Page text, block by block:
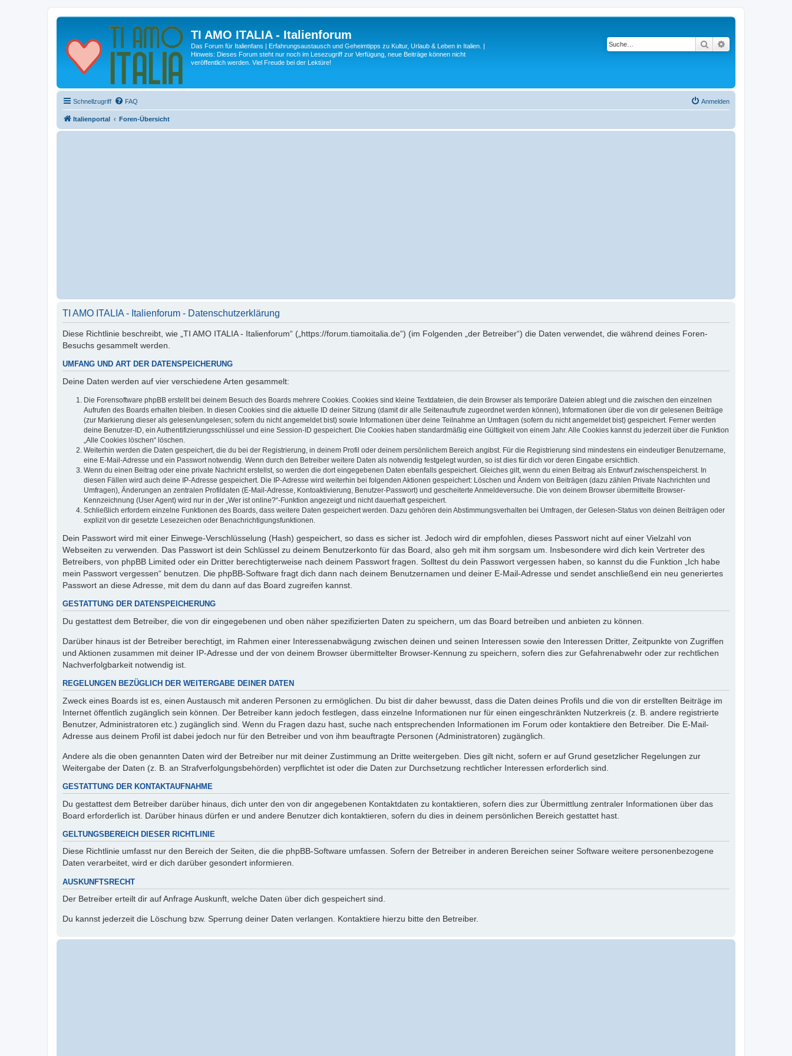
TI AMO ITALIA - Italienforum
Das Forum für Italienfans | Erfahrungsaustausch und Geheimtipps zu Kultur, Urlaub & Leben in Italien. |
Hinweis: Dieses Forum steht nur noch im Lesezugriff zur Verfügung, neue Beiträge können nicht
veröffentlich werden. Viel Freude bei der Lektüre!
Suche
Schnellzugriff FAQ Anmelden
Italienportal Foren-Übersicht
TI AMO ITALIA - Italienforum - Datenschutzerklärung
Diese Richtlinie beschreibt, wie „TI AMO ITALIA - Italienforum“ („https://forum.tiamoitalia.de“) (im Folgenden „der Betreiber“) die Daten verwendet, die während deines Foren-
Besuchs gesammelt werden.
UMFANG UND ART DER DATENSPEICHERUNG
Deine Daten werden auf vier verschiedene Arten gesammelt:
Die Forensoftware phpBB erstellt bei deinem Besuch des Boards mehrere Cookies. Cookies sind kleine Textdateien, die dein Browser als temporäre Dateien ablegt und die zwischen den einzelnen
Aufrufen des Boards erhalten bleiben. In diesen Cookies sind die aktuelle ID deiner Sitzung (damit dir alle Seitenaufrufe zugeordnet werden können), Informationen über die von dir gelesenen Beiträge
(zur Markierung dieser als gelesen/ungelesen; sofern du nicht angemeldet bist) sowie Informationen über deine Teilnahme an Umfragen (sofern du nicht angemeldet bist) gespeichert. Ferner werden
deine Benutzer-ID, ein Authentifizierungsschlüssel und eine Session-ID gespeichert. Die Cookies haben standardmäßig eine Gültigkeit von einem Jahr. Alle Cookies kannst du jederzeit über die Funktion
„Alle Cookies löschen“ löschen.
Weiterhin werden die Daten gespeichert, die du bei der Registrierung, in deinem Profil oder deinem persönlichem Bereich angibst. Für die Registrierung sind mindestens ein eindeutiger Benutzername,
eine E-Mail-Adresse und ein Passwort notwendig. Wenn durch den Betreiber weitere Daten als notwendig festgelegt wurden, so ist dies für dich vor deren Eingabe ersichtlich.
Wenn du einen Beitrag oder eine private Nachricht erstellst, so werden die dort eingegebenen Daten ebenfalls gespeichert. Gleiches gilt, wenn du einen Beitrag als Entwurf zwischenspeicherst. In
diesen Fällen wird auch deine IP-Adresse gespeichert. Die IP-Adresse wird weiterhin bei folgenden Aktionen gespeichert: Löschen und Ändern von Beiträgen (dazu zählen Private Nachrichten und
Umfragen), Änderungen an zentralen Profildaten (E-Mail-Adresse, Kontoaktivierung, Benutzer-Passwort) und gescheiterte Anmeldeversuche. Die von deinem Browser übermittelte Browser-
Kennzeichnung (User Agent) wird nur in der „Wer ist online?“-Funktion angezeigt und nicht dauerhaft gespeichert.
Schließlich erfordern einzelne Funktionen des Boards, dass weitere Daten gespeichert werden. Dazu gehören dein Abstimmungsverhalten bei Umfragen, der Gelesen-Status von deinen Beiträgen oder
explizit von dir gesetzte Lesezeichen oder Benachrichtigungsfunktionen.
Dein Passwort wird mit einer Einwege-Verschlüsselung (Hash) gespeichert, so dass es sicher ist. Jedoch wird dir empfohlen, dieses Passwort nicht auf einer Vielzahl von
Webseiten zu verwenden. Das Passwort ist dein Schlüssel zu deinem Benutzerkonto für das Board, also geh mit ihm sorgsam um. Insbesondere wird dich kein Vertreter des
Betreibers, von phpBB Limited oder ein Dritter berechtigterweise nach deinem Passwort fragen. Solltest du dein Passwort vergessen haben, so kannst du die Funktion „Ich habe
mein Passwort vergessen“ benutzen. Die phpBB-Software fragt dich dann nach deinem Benutzernamen und deiner E-Mail-Adresse und sendet anschließend ein neu generiertes
Passwort an diese Adresse, mit dem du dann auf das Board zugreifen kannst.
GESTATTUNG DER DATENSPEICHERUNG
Du gestattest dem Betreiber, die von dir eingegebenen und oben näher spezifizierten Daten zu speichern, um das Board betreiben und anbieten zu können.
Darüber hinaus ist der Betreiber berechtigt, im Rahmen einer Interessenabwägung zwischen deinen und seinen Interessen sowie den Interessen Dritter, Zeitpunkte von Zugriffen
und Aktionen zusammen mit deiner IP-Adresse und der von deinem Browser übermittelter Browser-Kennung zu speichern, sofern dies zur Gefahrenabwehr oder zur rechtlichen
Nachverfolgbarkeit notwendig ist.
REGELUNGEN BEZÜGLICH DER WEITERGABE DEINER DATEN
Zweck eines Boards ist es, einen Austausch mit anderen Personen zu ermöglichen. Du bist dir daher bewusst, dass die Daten deines Profils und die von dir erstellten Beiträge im
Internet öffentlich zugänglich sein können. Der Betreiber kann jedoch festlegen, dass einzelne Informationen nur für einen eingeschränkten Nutzerkreis (z. B. andere registrierte
Benutzer, Administratoren etc.) zugänglich sind. Wenn du Fragen dazu hast, suche nach entsprechenden Informationen im Forum oder kontaktiere den Betreiber. Die E-Mail-
Adresse aus deinem Profil ist dabei jedoch nur für den Betreiber und von ihm beauftragte Personen (Administratoren) zugänglich.
Andere als die oben genannten Daten wird der Betreiber nur mit deiner Zustimmung an Dritte weitergeben. Dies gilt nicht, sofern er auf Grund gesetzlicher Regelungen zur
Weitergabe der Daten (z. B. an Strafverfolgungsbehörden) verpflichtet ist oder die Daten zur Durchsetzung rechtlicher Interessen erforderlich sind.
GESTATTUNG DER KONTAKTAUFNAHME
Du gestattest dem Betreiber darüber hinaus, dich unter den von dir angegebenen Kontaktdaten zu kontaktieren, sofern dies zur Übermittlung zentraler Informationen über das
Board erforderlich ist. Darüber hinaus dürfen er und andere Benutzer dich kontaktieren, sofern du dies in deinem persönlichen Bereich gestattet hast.
GELTUNGSBEREICH DIESER RICHTLINIE
Diese Richtlinie umfasst nur den Bereich der Seiten, die die phpBB-Software umfassen. Sofern der Betreiber in anderen Bereichen seiner Software weitere personenbezogene
Daten verarbeitet, wird er dich darüber gesondert informieren.
AUSKUNFTSRECHT
Der Betreiber erteilt dir auf Anfrage Auskunft, welche Daten über dich gespeichert sind.
Du kannst jederzeit die Löschung bzw. Sperrung deiner Daten verlangen. Kontaktiere hierzu bitte den Betreiber.